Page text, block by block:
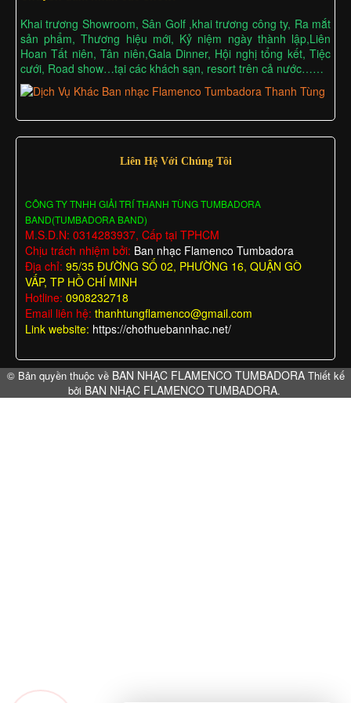
Khai trương Showroom, Sân Golf ,khai trương công ty, Ra mắt
sản phẩm, Thương hiệu mới, Kỷ niệm ngày thành lập,Liên
Hoan Tất niên, Tân niên,Gala Dinner, Hội nghị tổng kết, Tiệc
cưới, Road show…tại các khách sạn, resort trên cả nước……
Liên Hệ Với Chúng Tôi
CÔNG TY TNHH GIẢI TRÍ THANH TÙNG TUMBADORA
BAND(TUMBADORA BAND)
M.S.D.N: 0314283937, Cấp tại TPHCM
Chịu trách nhiệm bởi: Ban nhạc Flamenco Tumbadora
Địa chỉ: 95/35 ĐƯỜNG SỐ 02, PHƯỜNG 16, QUẬN GÒ
VẤP, TP HỒ CHÍ MINH
Hotline: 0908232718
Email liên hệ: thanhtungflamenco@gmail.com
Link website: https://chothuebannhac.net/
© Bản quyền thuộc về BAN NHẠC FLAMENCO TUMBADORA Thiết kế
bởi BAN NHẠC FLAMENCO TUMBADORA.